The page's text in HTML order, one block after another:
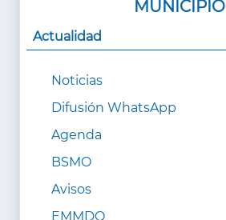
MUNICIPIO
Actualidad
Noticias
Difusión WhatsApp
Agenda
BSMO
Avisos
EMMDO